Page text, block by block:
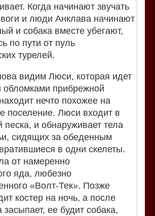
Когда начинают звучать
и люди Анклава начинают
и собака вместе убегают,
по пути от пуль
турелей.
видим Люси, которая идет
обломками прибрежной
нечто похожее на
поселение. Люси входит в
и обнаруживает тела
сидящих за обеденным
в одни скелеты.
от намеренно
яда, любезно
«Волт-Тек». Позже
костер на ночь, а после
засыпает, ее будит собака,